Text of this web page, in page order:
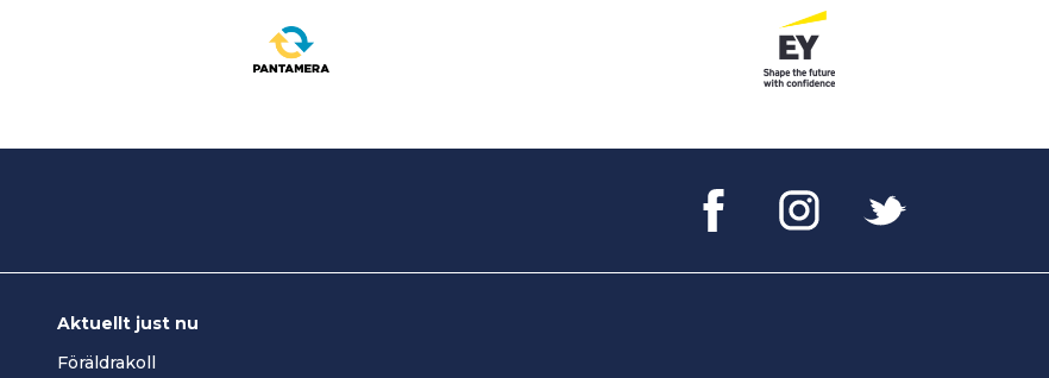
Aktuellt just nu
Föräldrakoll